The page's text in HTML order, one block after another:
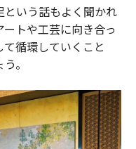
いう話もよく聞かれ
トや工芸に向き合っ
循環していくこと
。